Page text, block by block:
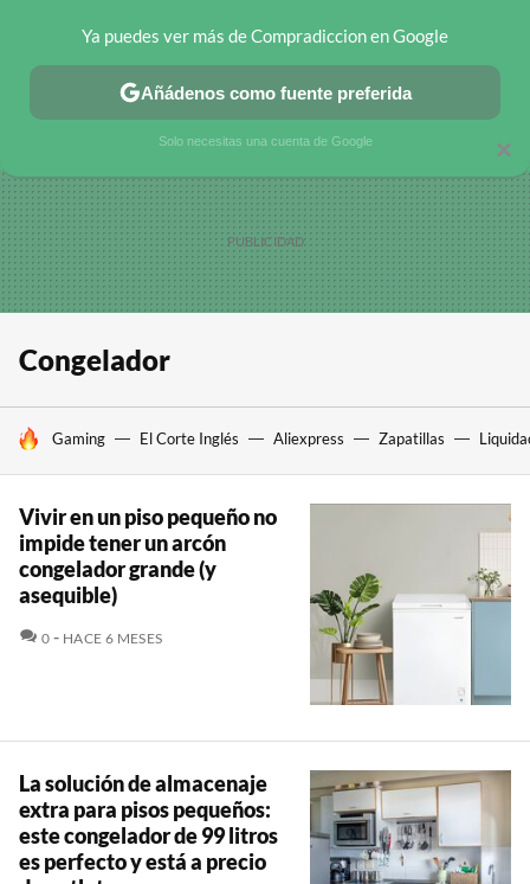
CHOLLOS TELEGRAM OFERTAS EN MÓVILES OFERTAS EN
Congelador
HOY SE HABLA DE
Gaming El Corte Inglés Aliexpress Zapatillas
Vivir en un piso pequeño no
impide tener un arcón
congelador grande (y
asequible)
0 COMENTARIOS
HACE 6 MESES
La solución de almacenaje
extra para pisos pequeños:
este congelador de 99 litros
es perfecto y está a precio
×
Ya puedes ver más de Compradiccion en Google
Añádenos como fuente preferida
Solo necesitas una cuenta de Google